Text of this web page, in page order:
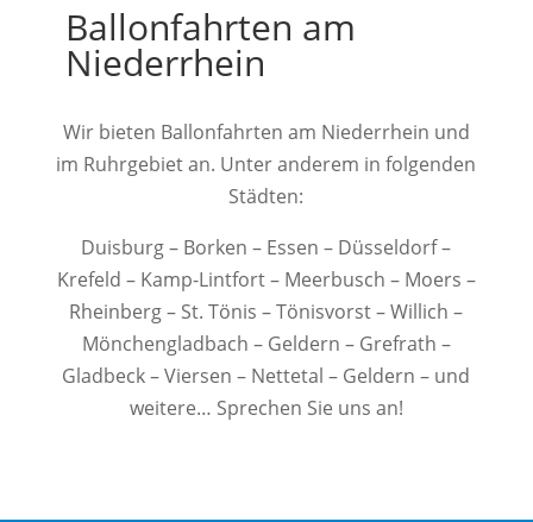
Ballonfahrten am
Niederrhein
Wir bieten Ballonfahrten am Niederrhein und
im Ruhrgebiet an. Unter anderem in folgenden
Städten:
Duisburg – Borken – Essen – Düsseldorf –
Krefeld – Kamp-Lintfort – Meerbusch – Moers –
Rheinberg – St. Tönis – Tönisvorst – Willich –
Mönchengladbach – Geldern – Grefrath –
Gladbeck – Viersen – Nettetal – Geldern – und
weitere… Sprechen Sie uns an!